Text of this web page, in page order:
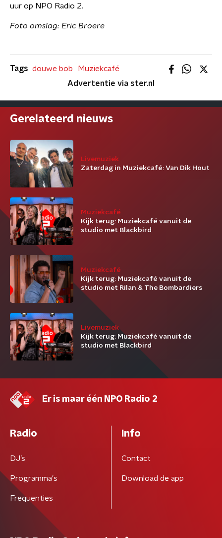
uur op NPO Radio 2.
Foto omslag: Eric Broere
Tags douwe bob
Muziekcafé
Advertentie via ster.nl
Gerelateerd nieuws
Livemuziek
Zaterdag in Muziekcafé: Van Dik Hout
Muziekcafé
Kijk terug: Muziekcafé vanuit de
studio met Blackbird
Muziekcafé
Kijk terug: Muziekcafé vanuit de
studio met Rilan & The Bombardiers
Livemuziek
Kijk terug: Muziekcafé vanuit de
studio met Blackbird
Er is maar één NPO Radio 2
Radio
DJ’s
Programma's
Frequenties
Info
Contact
Download de app